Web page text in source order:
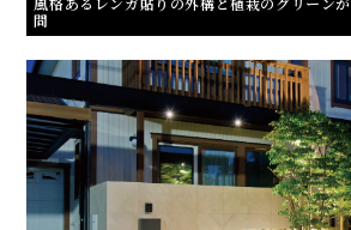
間